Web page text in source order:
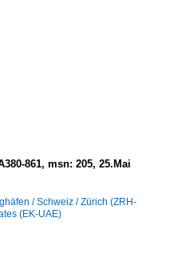
(TLS-LFBO)
861, msn: 205, 25.Mai
/ Schweiz / Zürich (ZRH-
(EK-UAE)